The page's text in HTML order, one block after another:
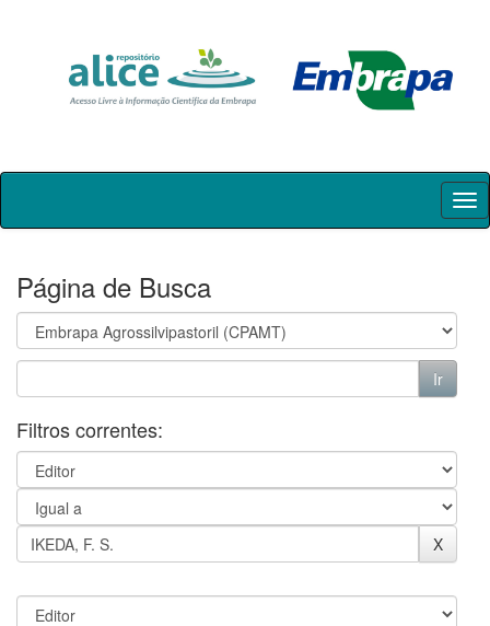
Skip
Página de Busca
Filtros correntes: